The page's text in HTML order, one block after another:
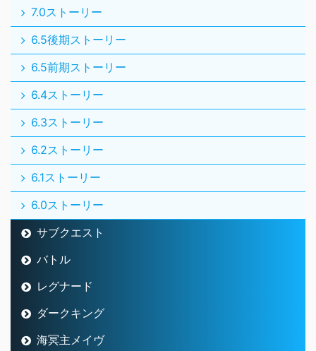
7.0ストーリー
6.5後期ストーリー
6.5前期ストーリー
6.4ストーリー
6.3ストーリー
6.2ストーリー
6.1ストーリー
6.0ストーリー
サブクエスト
バトル
レグナード
ダークキング
海冥主メイヴ